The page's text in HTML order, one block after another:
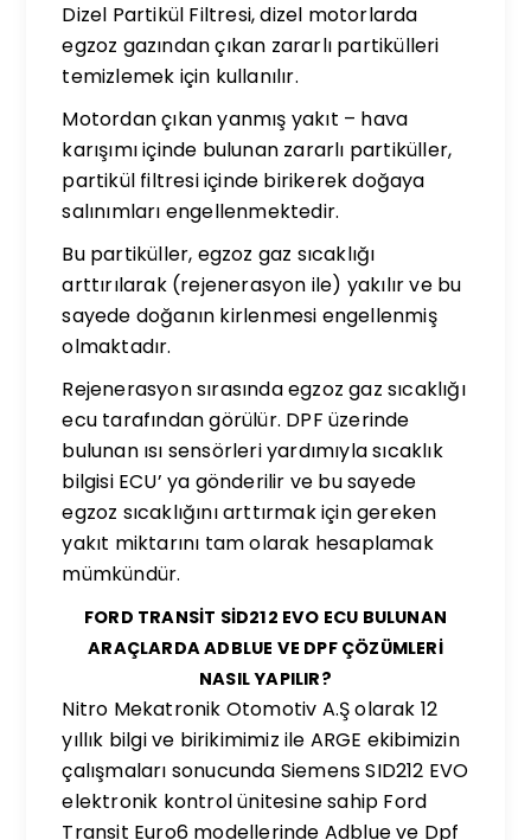
Dizel Partikül Filtresi, dizel motorlarda
egzoz gazından çıkan zararlı partikülleri
temizlemek için kullanılır.
Motordan çıkan yanmış yakıt – hava
karışımı içinde bulunan zararlı partiküller,
partikül filtresi içinde birikerek doğaya
salınımları engellenmektedir.
Bu partiküller, egzoz gaz sıcaklığı
arttırılarak (rejenerasyon ile) yakılır ve bu
sayede doğanın kirlenmesi engellenmiş
olmaktadır.
Rejenerasyon sırasında egzoz gaz sıcaklığı
ecu tarafından görülür. DPF üzerinde
bulunan ısı sensörleri yardımıyla sıcaklık
bilgisi ECU’ ya gönderilir ve bu sayede
egzoz sıcaklığını arttırmak için gereken
yakıt miktarını tam olarak hesaplamak
mümkündür.
FORD TRANSİT SİD212 EVO ECU BULUNAN
ARAÇLARDA ADBLUE VE DPF ÇÖZÜMLERİ
NASIL YAPILIR?
Nitro Mekatronik Otomotiv A.Ş olarak 12
yıllık bilgi ve birikimimiz ile ARGE ekibimizin
çalışmaları sonucunda Siemens SID212 EVO
elektronik kontrol ünitesine sahip Ford
Transit Euro6 modellerinde Adblue ve Dpf